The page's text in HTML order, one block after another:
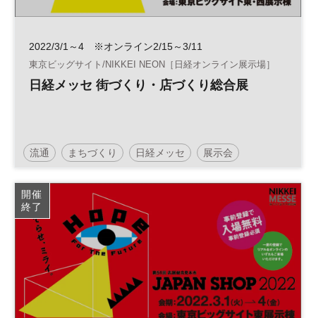
2022/3/1～4 ※オンライン2/15～3/11
東京ビッグサイト/NIKKEI NEON［日経オンライン展示場］
日経メッセ 街づくり・店づくり総合展
流通 まちづくり 日経メッセ 展示会
開催
終了